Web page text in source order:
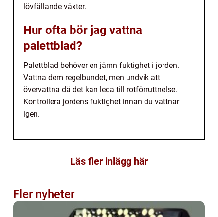
lövfällande växter.
Hur ofta bör jag vattna
palettblad?
Palettblad behöver en jämn fuktighet i jorden.
Vattna dem regelbundet, men undvik att
övervattna då det kan leda till rotförruttnelse.
Kontrollera jordens fuktighet innan du vattnar
igen.
Läs fler inlägg här
Fler nyheter